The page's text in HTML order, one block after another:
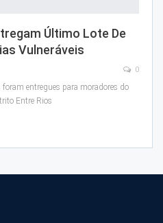
Último Lote De
Vulneráveis
0
entregues para moradores do
Entre Rios